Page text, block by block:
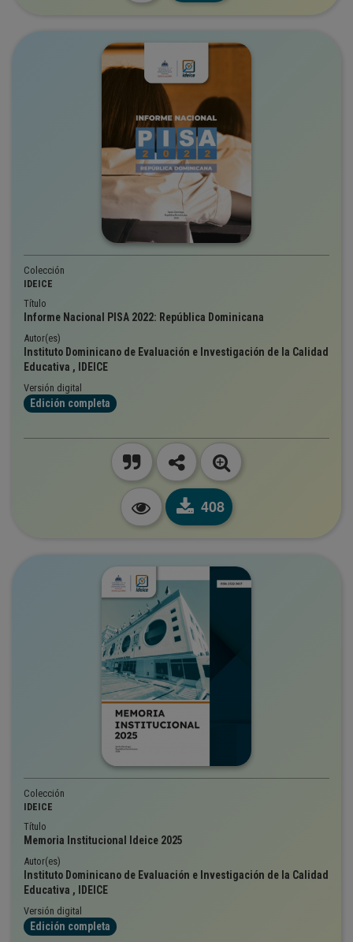
Colección
IDEICE
Título
Informe Nacional PISA 2022: República Dominicana
Autor(es)
Instituto Dominicano de Evaluación e Investigación de la Calidad
Educativa , IDEICE
Versión digital
Edición completa
408
Colección
IDEICE
Título
Memoria Institucional Ideice 2025
Autor(es)
Instituto Dominicano de Evaluación e Investigación de la Calidad
Educativa , IDEICE
Versión digital
Edición completa